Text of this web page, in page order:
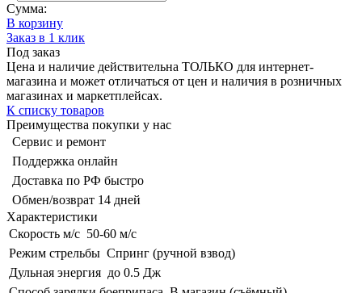
Сумма:
В корзину
Заказ в 1 клик
Под заказ
Цена и наличие действительна ТОЛЬКО для интернет-
магазина и может отличаться от цен и наличия в розничных
магазинах и маркетплейсах.
К списку товаров
Преимущества покупки у нас
Сервис и ремонт
Поддержка онлайн
Доставка по РФ быстро
Обмен/возврат 14 дней
Характеристики
Скорость м/с 50-60 м/с
Режим стрельбы Спринг (ручной взвод)
Дульная энергия до 0.5 Дж